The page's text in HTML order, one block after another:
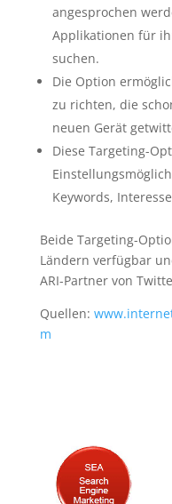
angesprochen
Applikationen für
suchen.
Die Option
zu richten, die
neuen Gerät
Diese Targeting-
Keywords,
Beide Targeting-
Ländern verfügbar
ARI-Partner von
Quellen:
m